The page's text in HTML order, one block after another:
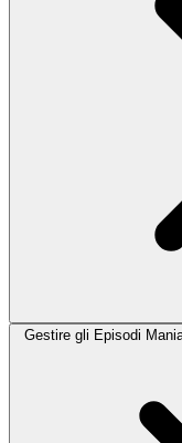
Gestire gli Episodi